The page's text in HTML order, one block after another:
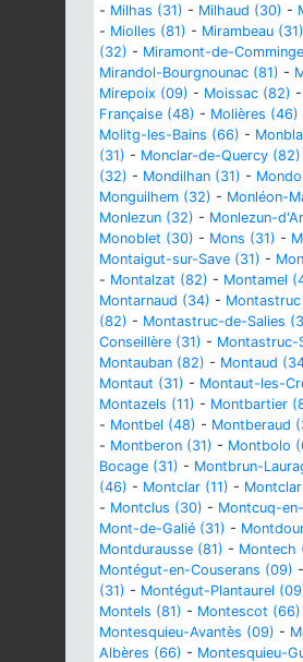
- Milhas (31) - Milhaud (30) -
- Miolles (81) - Mirambeau (31)
(32) - Miramont-de-
Mirandol-Bourgnounac (81) -
Mirepoix (09) - Moissac (82) -
Française (48) - Molières (46)
Molitg-les-Bains (66) -
(31) - Monclar-de-Quercy (82)
(32) - Mondilhan (31) -
Monguilhem (32) - Monléon-
Monlezun (32) - Monlezun-
Monoblet (30) - Mons (31) -
Montaigut-sur-Save (31) -
- Montalzat (82) - Montamel
Montarnaud (34) -
(82) - Montastruc-de-Salies
Conseillère (31) - Montastruc-
Montauban (82) - Montaud
Montaut (31) - Montaut-les-
Montazels (11) - Montbartier
- Montbel (48) - Montberaud
- Montberon (31) - Montbolo
Bocage (31) - Montbrun-
(46) - Montclar (11) -
- Montclus (30) - Montcuq-
Mont-de-Galié (31) -
Montdurausse (81) - Montech
Montégut-en-Couserans (09) -
(31) - Montégut-Plantaurel
Montels (81) - Montescot (66)
Montesquieu-Avantès (09) -
Albères (66) - Montesquieu-